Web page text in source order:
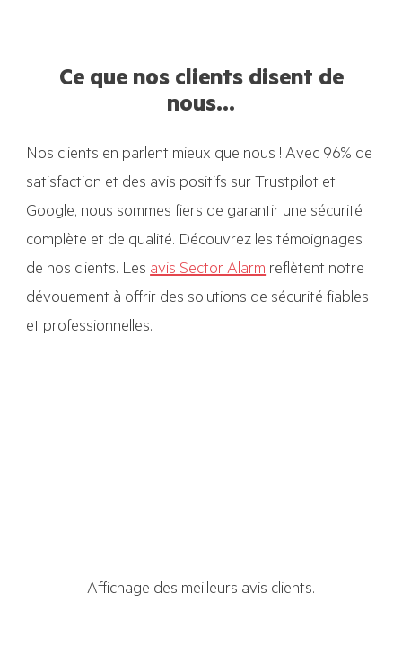
Ce que nos clients disent de
nous...
Nos clients en parlent mieux que nous ! Avec 96% de
satisfaction et des avis positifs sur Trustpilot et
Google, nous sommes fiers de garantir une sécurité
complète et de qualité. Découvrez les témoignages
de nos clients. Lesavis Sector Alarm reflètent notre
dévouement à offrir des solutions de sécurité fiables
et professionnelles.
Affichage des meilleurs avis clients.